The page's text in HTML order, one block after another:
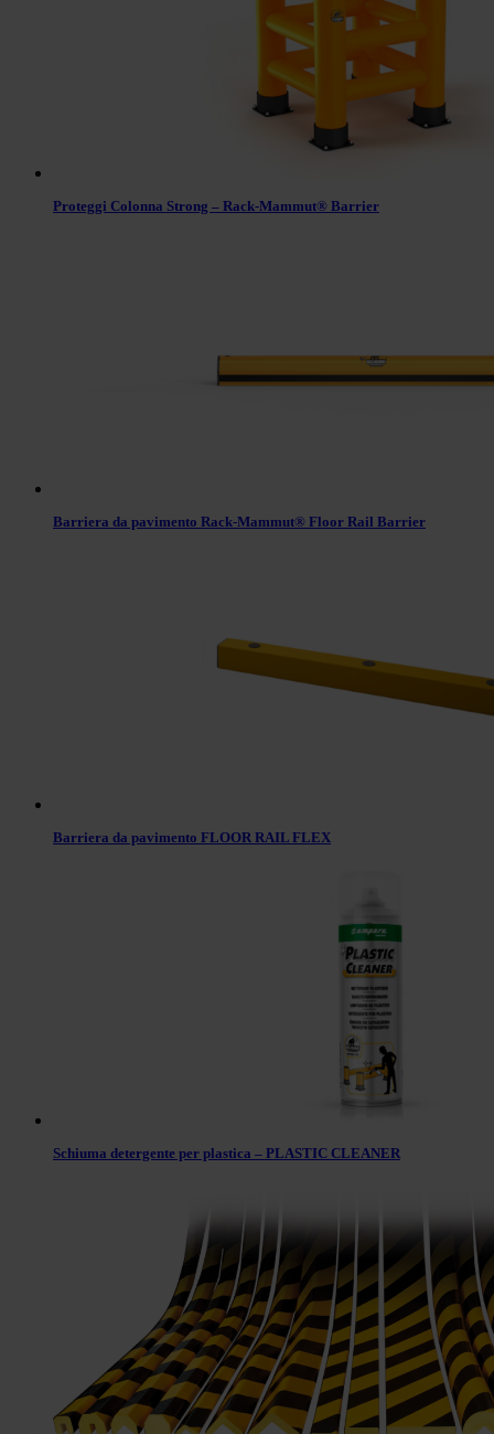
Proteggi Colonna Strong – Rack-Mammut® Barrier
Barriera da pavimento Rack-Mammut® Floor Rail Barrier
Barriera da pavimento FLOOR RAIL FLEX
Schiuma detergente per plastica – PLASTIC CLEANER